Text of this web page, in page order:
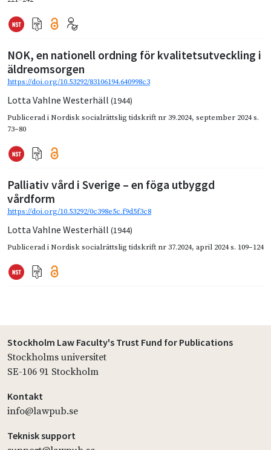
NOK, en nationell ordning för kvalitetsutveckling i
äldreomsorgen
https://doi.org/10.53292/83106194.640998c3
Lotta Vahlne Westerhäll (1944)
Publicerad iNordisk socialrättslig tidskrift nr 39.2024, september 2024s.
73–80
Palliativ vård i Sverige – en föga utbyggd
vårdform
https://doi.org/10.53292/0c398e5c.f9d5f3c8
Lotta Vahlne Westerhäll (1944)
Publicerad iNordisk socialrättslig tidskrift nr 37.2024, april 2024s. 109–124
Stockholm Law Faculty's Trust Fund for Publications
Stockholms universitet
SE-106 91 Stockholm
Kontakt
info@lawpub.se
Teknisk support